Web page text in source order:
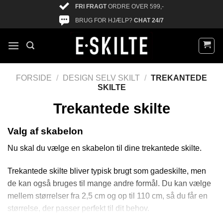
FRI FRAGTORDRE OVER 599,-
BRUG FOR HJÆLP? CHAT 24/7
Trekantede skilte
FORSIDE / DESIGN SELV SKILT / TREKANTEDE
SKILTE
Valg af skabelon
Nu skal du vælge en skabelon til dine trekantede skilte.
Trekantede skilte bliver typisk brugt som gadeskilte, men
de kan også bruges til mange andre formål. Du kan vælge
mellem størrelser fra 2,5 cm og op til 110 cm, så du får en
størrelse, der passer perfekt til dit behov.